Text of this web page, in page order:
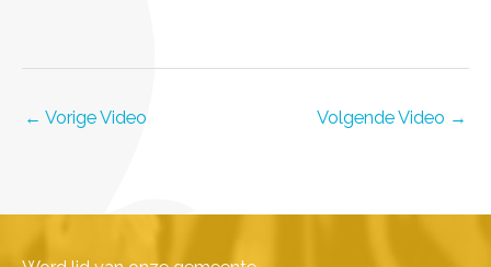
← Vorige Video Volgende Video →